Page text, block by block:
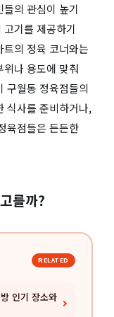
의 관심이 높기
기를 제공하기
의 정육 코너와는
나 용도에 맞춰
구월동 정육점들의
식사를 준비하거나,
육점들은 든든한
를까?
RELATED
인기 장소와